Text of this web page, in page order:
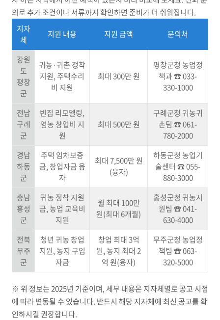
의로 추가 조건이나 서류까지 확인하면 준비가 더 쉬워집니다.
지자
체
지원 내용 지원 금액 문의처
강원
도
평창
군
귀농·귀촌 정착
지원, 주택수리
비 지원
최대 300만 원
평창군청 농업정
책과 ☎ 033-
330-1000
전남
구례
군
빈집 리모델링,
영농 창업비 지
원
최대 500만 원
구례군청 귀농귀
촌팀 ☎ 061-
780-2000
경남
하동
군
주택 임차보증
금, 창업자금 융
자
최대 7,500만 원
(융자)
하동군청 농업기
술센터 ☎ 055-
880-3000
충남
홍성
군
귀농 정착 지원
금, 농업 교육비
지원
월 최대 100만
원(최대 6개월)
홍성군청 귀농지
원팀 ☎ 041-
630-4000
전북
무주
군
청년 귀농 창업
지원, 농지 구입
자금
창업 최대 3억
원, 농지 최대 2
억 원(융자)
무주군청 농업정
책팀 ☎ 063-
320-5000
※ 위 정보는 2025년 기준이며, 세부 내용은 지자체별로 공고 시점
에 따라 변동될 수 있습니다. 반드시 해당 지자체에 최신 공고를 확
인하시길 권장합니다.